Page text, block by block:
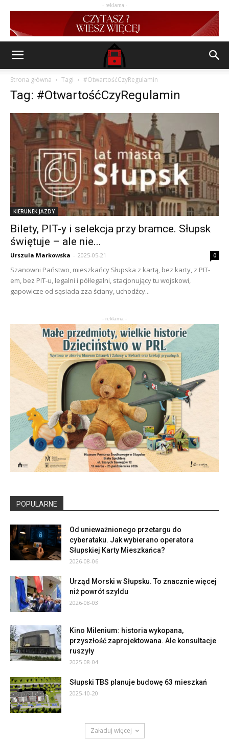
- reklama -
Strona główna Tagi #OtwartośćCzyRegulamin
Tag: #OtwartośćCzyRegulamin
KIERUNEK JAZDY
Bilety, PIT-y i selekcja przy bramce. Słupsk
świętuje – ale nie...
Urszula Markowska - 2025-05-21 0
Szanowni Państwo, mieszkańcy Słupska z kartą, bez karty, z PIT-
em, bez PIT-u, legalni i półlegalni, stacjonujący tu wojskowi,
gapowicze od sąsiada zza ściany, uchodźcy...
- reklama -
POPULARNE
Od unieważnionego przetargu do
cyberataku. Jak wybierano operatora
Słupskiej Karty Mieszkańca?
2026-08-06
Urząd Morski w Słupsku. To znacznie więcej
niż powrót szyldu
2026-08-03
Kino Milenium: historia wykopana,
przyszłość zaprojektowana. Ale konsultacje
ruszyły
2025-08-04
Słupski TBS planuje budowę 63 mieszkań
2025-10-20
Załaduj więcej